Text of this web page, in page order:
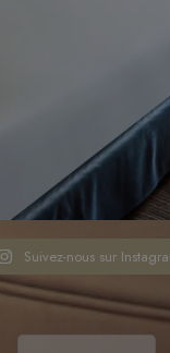
Suivez-nous sur